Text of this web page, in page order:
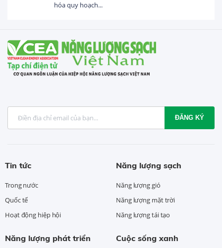
hóa quy hoạch...
ĐĂNG KÝ
Tin tức
Trong nước
Quốc tế
Hoạt động hiệp hội
Năng lượng sạch
Năng lượng gió
Năng lượng mặt trời
Năng lượng tái tạo
Năng lượng phát triển Cuộc sống xanh